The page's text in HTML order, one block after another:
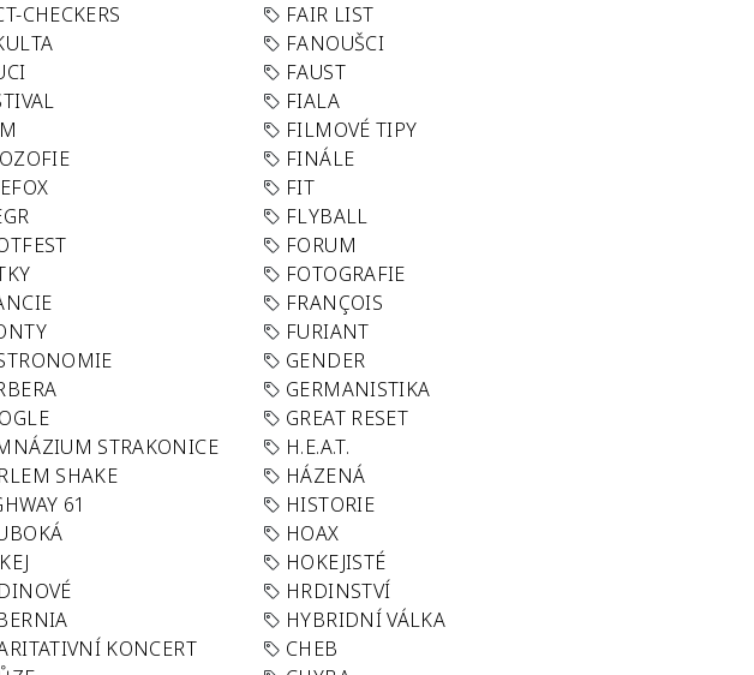
CHECKERS
FAIR LIST
FANOUŠCI
FAUST
FIALA
FILMOVÉ TIPY
FINÁLE
FIT
FLYBALL
FORUM
FOTOGRAFIE
FRANÇOIS
FURIANT
GENDER
GERMANISTIKA
GREAT RESET
STRAKONICE
H.E.A.T.
SHAKE
HÁZENÁ
61
HISTORIE
HOAX
HOKEJISTÉ
HRDINSTVÍ
HYBRIDNÍ VÁLKA
KONCERT
CHEB